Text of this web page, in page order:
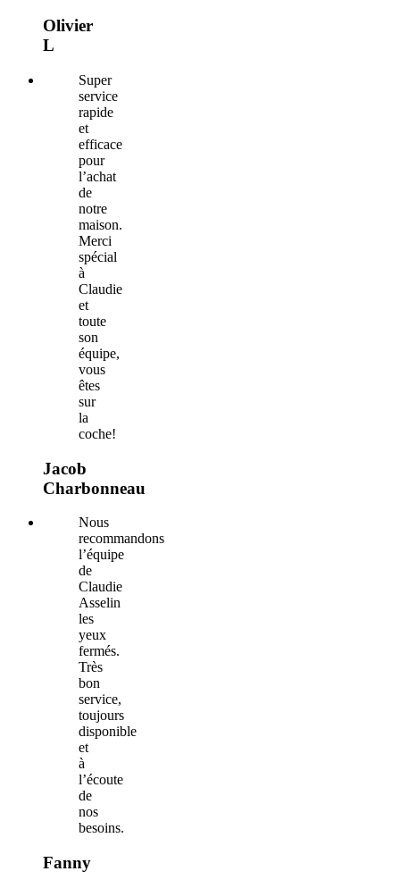
Olivier
L
Super
service
rapide
et
efficace
pour
l’achat
de
notre
maison.
Merci
spécial
à
Claudie
et
toute
son
équipe,
vous
êtes
sur
la
coche!
Jacob
Charbonneau
Nous
recommandons
l’équipe
de
Claudie
Asselin
les
yeux
fermés.
Très
bon
service,
toujours
disponible
et
à
l’écoute
de
nos
besoins.
Fanny